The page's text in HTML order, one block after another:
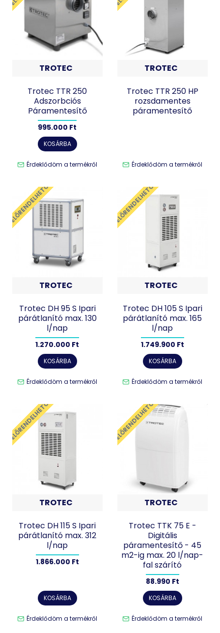
TROTEC
Trotec TTR 250
Adszorbciós
Páramentesítő
995.000 Ft
KOSÁRBA
Érdeklődöm a termékről
TROTEC
Trotec TTR 250 HP
rozsdamentes
páramentesítő
Érdeklődöm a termékről
ELŐRENDELHETŐ
TROTEC
Trotec DH 95 S Ipari
párátlanító max. 130
l/nap
1.270.000 Ft
KOSÁRBA
Érdeklődöm a termékről
ELŐRENDELHETŐ
TROTEC
Trotec DH 105 S Ipari
párátlanító max. 165
l/nap
1.749.900 Ft
KOSÁRBA
Érdeklődöm a termékről
ELŐRENDELHETŐ
TROTEC
Trotec DH 115 S Ipari
párátlanító max. 312
l/nap
1.866.000 Ft
KOSÁRBA
Érdeklődöm a termékről
ELŐRENDELHETŐ
TROTEC
Trotec TTK 75 E -
Digitális
páramentesítő - 45
m2-ig max. 20 l/nap-
fal szárító
88.990 Ft
KOSÁRBA
Érdeklődöm a termékről